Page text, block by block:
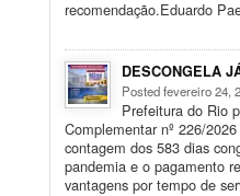
recomendação.Eduardo
DESCONGELA
Posted fevereiro 24,
Prefeitura do Rio
Complementar nº 226/
contagem dos 583 dias
pandemia e o pagamento
vantagens por tempo de